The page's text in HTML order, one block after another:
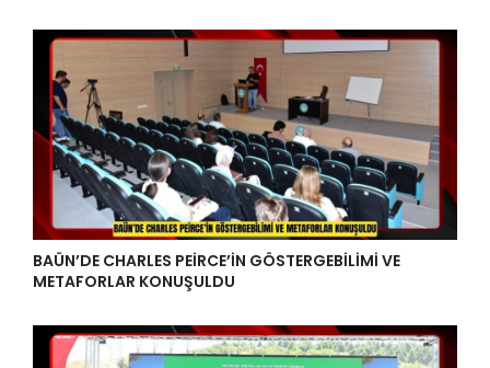
BAÜN’DE CHARLES PEİRCE’İN GÖSTERGEBİLİMİ VE
METAFORLAR KONUŞULDU